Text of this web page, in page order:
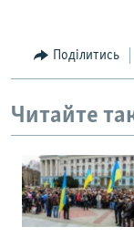
Поділитись
Читайте